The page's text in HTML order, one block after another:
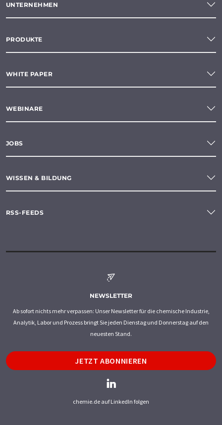
UNTERNEHMEN
PRODUKTE
WHITE PAPER
WEBINARE
JOBS
WISSEN & BILDUNG
RSS-FEEDS
NEWSLETTER
Ab sofort nichts mehr verpassen: Unser Newsletter für die chemische Industrie,
Analytik, Labor und Prozess bringt Sie jeden Dienstag und Donnerstag auf den
neuesten Stand.
JETZT ABONNIEREN
chemie.de auf LinkedIn folgen